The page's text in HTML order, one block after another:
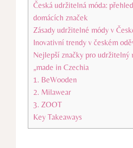
Česká udržitelná móda:
domácích značek
Zásady udržitelné módy v
Inovativní trendy v českém
Nejlepší značky pro udržitelný
„made in Czechia
1. BeWooden
2. Milawear
3. ZOOT
Key Takeaways